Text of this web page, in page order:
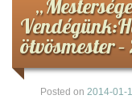
Hírek
Képek
ötvösmester
Posted on 2014-01-